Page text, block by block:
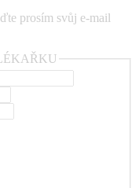
prosím svůj e-mail